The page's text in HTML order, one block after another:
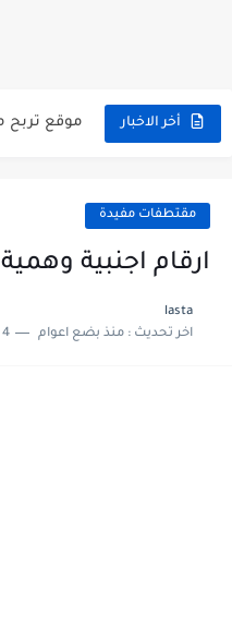
أخر الاخبار
جمع عملة tron مجانا | صنبور ترون لانهائي
مقتطفات مفيدة
ارقام اجنبية وهمية
lasta
اخر تحديث :منذ بضع اعوام 4 دقائق للقراءة